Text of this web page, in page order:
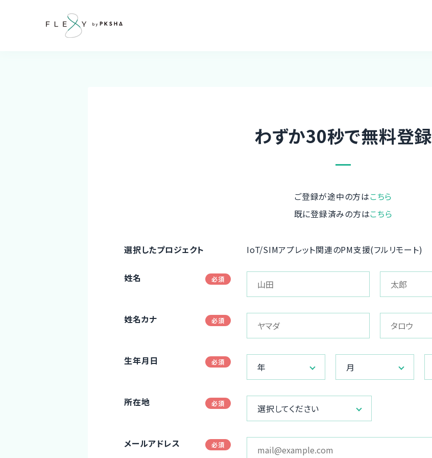
わずか30秒で無料登録
ご登録が途中の方はこちら
既に登録済みの方はこちら
選択したプロジェクト IoT/SIMアプレット関連のPM支援(フルリモート)
姓名
姓名カナ
生年月日
年 月
所在地
選択してください
メールアドレス